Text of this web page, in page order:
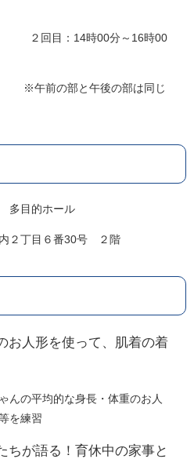
00分～16時00
）
後の部は同じ
目的ホール
２丁目６番30号 ２階
お人形を使って、肌着の着
の平均的な身長・体重のお人
を練習
ちが語る！育休中の家事と